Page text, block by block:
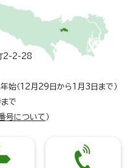
2-2-28
年始（12月29日から1月3日まで）
で
号について ）